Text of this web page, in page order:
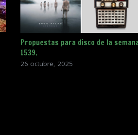
Propuestas para disco de la
1539.
26 octubre, 2025